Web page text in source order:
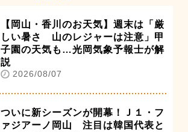
【岡山・香川のお天気】週末は「厳
しい暑さ 山のレジャーは注意」甲
子園の天気も…光岡気象予報士が解
説
2026/08/07
ついに新シーズンが開幕！Ｊ１・フ
ァジアーノ岡山 注目は韓国代表と